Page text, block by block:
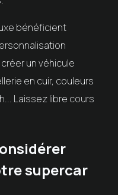
bénéficient
un véhicule
en cuir, couleurs
Laissez libre cours
supercar